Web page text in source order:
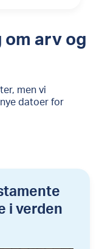
om arv og
men vi
datoer for
i verden